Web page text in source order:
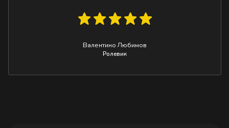
Валентино Любимов
Ролевик